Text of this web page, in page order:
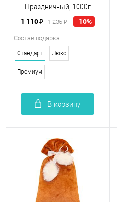
Праздничный, 1000г
1 110 ₽ 1 235 ₽ -10%
Состав подарка
Стандарт Люкс
Премиум
В корзину